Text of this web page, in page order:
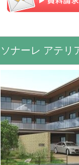
ソナーレ アテリ